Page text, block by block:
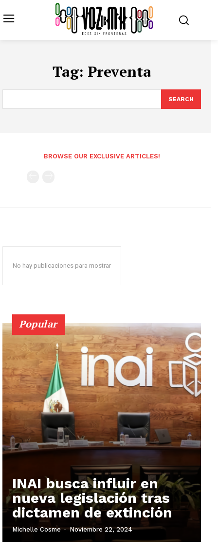
Tag: Preventa
SEARCH
BROWSE OUR EXCLUSIVE ARTICLES!
No hay publicaciones para mostrar
Popular
INAI busca influir en
nueva legislación tras
dictamen de extinción
Michelle Cosme - Noviembre 22, 2024